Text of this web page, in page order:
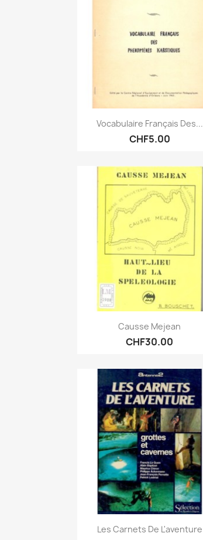
Quick view
Vocabulaire Français Des...
CHF5.00
Quick view
Causse Mejean
CHF30.00
Quick view
Les Carnets De L'aventure